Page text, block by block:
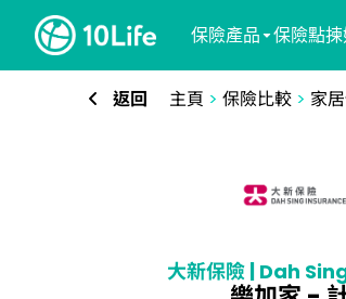
保險產品 保險點揀
返回 主頁 > 保險比較> 家
大新保險 | Dah